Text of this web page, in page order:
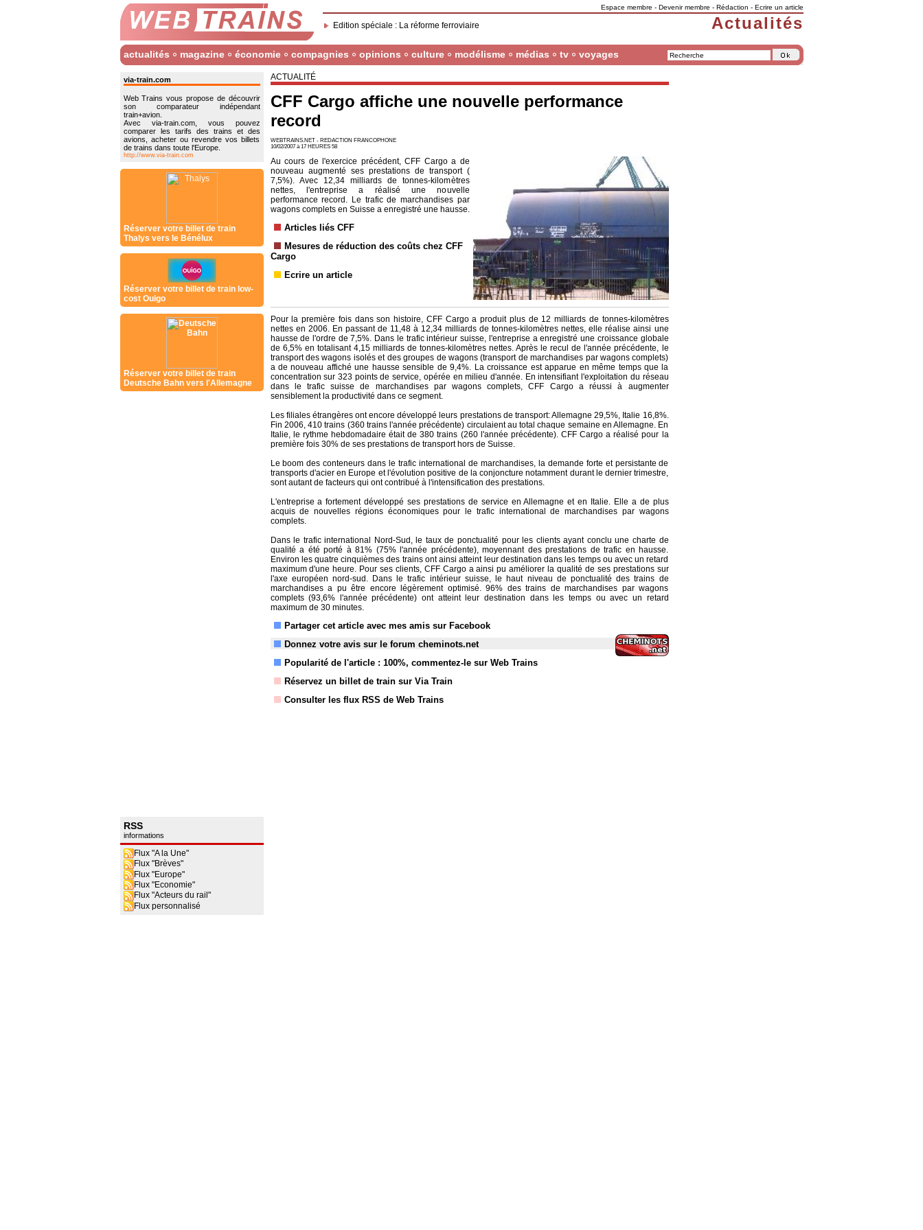
Espace membre - Devenir membre - Rédaction - Ecrire un article
Edition spéciale : La réforme ferroviaire Actualités
actualités magazine économie compagnies opinions culture modélisme médias tv voyages
via-train.com
Web Trains vous propose de découvrir
son comparateur indépendant
train+avion.
Avec via-train.com, vous pouvez
comparer les tarifs des trains et des
avions, acheter ou revendre vos billets
de trains dans toute l'Europe.
http://www.via-train.com
Réserver votre billet de train
Thalys vers le Bénélux
Réserver votre billet de train low-
cost Ouigo
Réserver votre billet de train
Deutsche Bahn vers l'Allemagne
RSS
informations
Flux "A la Une"
Flux "Brèves"
Flux "Europe"
Flux "Economie"
Flux "Acteurs du rail"
Flux personnalisé
ACTUALITÉ
CFF Cargo affiche une nouvelle performance
record
WEBTRAINS.NET - REDACTION FRANCOPHONE
10/02/2007 à 17 HEURES 58
Au cours de l'exercice précédent, CFF Cargo a de
nouveau augmenté ses prestations de transport (
7,5%). Avec 12,34 milliards de tonnes-kilomètres
nettes, l'entreprise a réalisé une nouvelle
performance record. Le trafic de marchandises par
wagons complets en Suisse a enregistré une hausse.
Articles liés CFF
Mesures de réduction des coûts chez CFF
Cargo
Ecrire un article
Pour la première fois dans son histoire, CFF Cargo a produit plus de 12 milliards de tonnes-kilomètres
nettes en 2006. En passant de 11,48 à 12,34 milliards de tonnes-kilomètres nettes, elle réalise ainsi une
hausse de l'ordre de 7,5%. Dans le trafic intérieur suisse, l'entreprise a enregistré une croissance globale
de 6,5% en totalisant 4,15 milliards de tonnes-kilomètres nettes. Après le recul de l'année précédente, le
transport des wagons isolés et des groupes de wagons (transport de marchandises par wagons complets)
a de nouveau affiché une hausse sensible de 9,4%. La croissance est apparue en même temps que la
concentration sur 323 points de service, opérée en milieu d'année. En intensifiant l'exploitation du réseau
dans le trafic suisse de marchandises par wagons complets, CFF Cargo a réussi à augmenter
sensiblement la productivité dans ce segment.
Les filiales étrangères ont encore développé leurs prestations de transport: Allemagne 29,5%, Italie 16,8%.
Fin 2006, 410 trains (360 trains l'année précédente) circulaient au total chaque semaine en Allemagne. En
Italie, le rythme hebdomadaire était de 380 trains (260 l'année précédente). CFF Cargo a réalisé pour la
première fois 30% de ses prestations de transport hors de Suisse.
Le boom des conteneurs dans le trafic international de marchandises, la demande forte et persistante de
transports d'acier en Europe et l'évolution positive de la conjoncture notamment durant le dernier trimestre,
sont autant de facteurs qui ont contribué à l'intensification des prestations.
L'entreprise a fortement développé ses prestations de service en Allemagne et en Italie. Elle a de plus
acquis de nouvelles régions économiques pour le trafic international de marchandises par wagons
complets.
Dans le trafic international Nord-Sud, le taux de ponctualité pour les clients ayant conclu une charte de
qualité a été porté à 81% (75% l'année précédente), moyennant des prestations de trafic en hausse.
Environ les quatre cinquièmes des trains ont ainsi atteint leur destination dans les temps ou avec un retard
maximum d'une heure. Pour ses clients, CFF Cargo a ainsi pu améliorer la qualité de ses prestations sur
l'axe européen nord-sud. Dans le trafic intérieur suisse, le haut niveau de ponctualité des trains de
marchandises a pu être encore légèrement optimisé. 96% des trains de marchandises par wagons
complets (93,6% l'année précédente) ont atteint leur destination dans les temps ou avec un retard
maximum de 30 minutes.
Partager cet article avec mes amis sur Facebook
Donnez votre avis sur le forum cheminots.net
Popularité de l'article : 100%, commentez-le sur Web Trains
Réservez un billet de train sur Via Train
Consulter les flux RSS de Web Trains